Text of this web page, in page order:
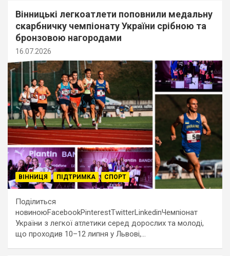
Вінницькі легкоатлети поповнили медальну
скарбничку чемпіонату України срібною та
бронзовою нагородами
16.07.2026
ВІННИЦЯ ПІДТРИМКА СПОРТ
Поділиться
новиноюFacebookPinterestTwitterLinkedinЧемпіонат
України з легкої атлетики серед дорослих та молоді,
що проходив 10–12 липня у Львові,…